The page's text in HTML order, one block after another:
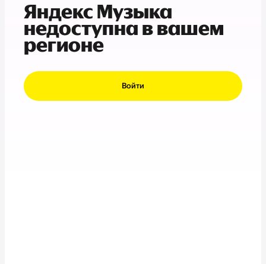
Яндекс Музыка
недоступна в вашем
регионе
Войти